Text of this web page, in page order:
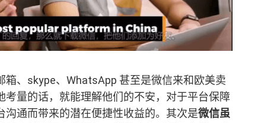
箱、skype、WhatsApp 甚至是微信来和欧美卖
量的话，就能理解他们的不安，对于平台保障
通而带来的潜在便捷性收益的。其次是微信虽